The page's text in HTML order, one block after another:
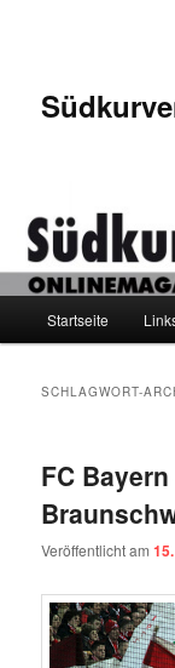
Startseite
SCHLAGWORT-
FC
Veröffentlicht am